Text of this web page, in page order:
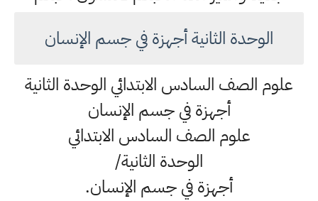
الوحدة الثانية أجهزة في جسم الإنسان
علوم الصف السادس الابتدائي الوحدة الثانية
أجهزة في جسم الإنسان
علوم الصف السادس الابتدائي
الوحدة الثانية/
أجهزة في جسم الإنسان.